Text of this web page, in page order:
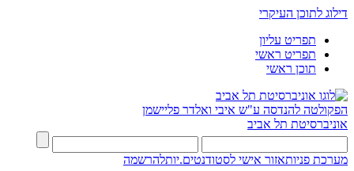
דילוג לתוכן העיקרי
תפריט עליון
תפריט ראשי
תוכן ראשי
הפקולטה להנדסה ע"ש איבי ואלדר פליישמן
אוניברסיטת תל אביב
מערכת פניותאזור אישי לסטודנטים.יותלהרשמה